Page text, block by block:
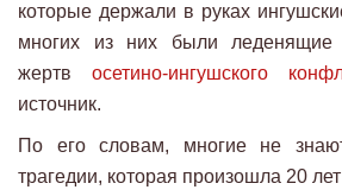
которые держали в руках
многих из них были леденящие
жертв осетино-ингушского
источник.
По его словам, многие не
трагедии, которая произошла 20